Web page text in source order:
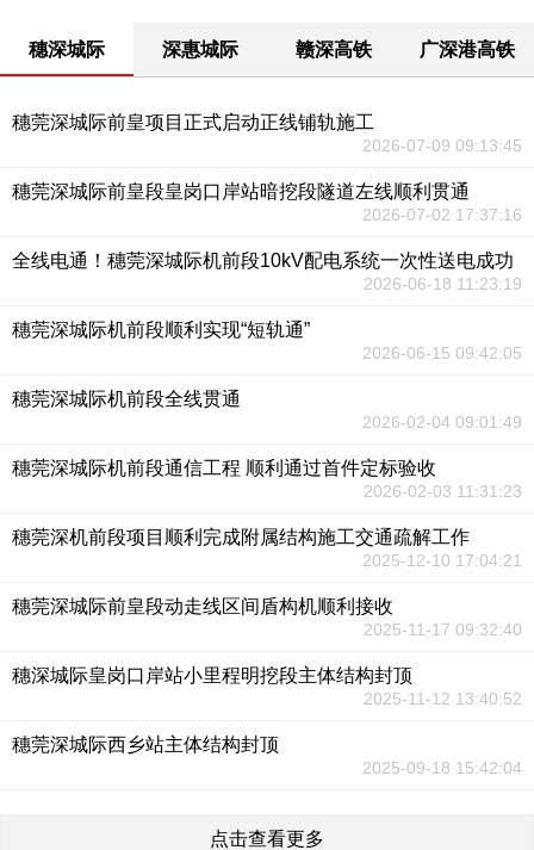
穗深城际 深惠城际 赣深高铁 广深港高铁
穗莞深城际前皇项目正式启动正线铺轨施工
2026-07-09 09:13:45
穗莞深城际前皇段皇岗口岸站暗挖段隧道左线顺利贯通
2026-07-02 17:37:16
全线电通！穗莞深城际机前段10kV配电系统一次性送电成功
2026-06-18 11:23:19
穗莞深城际机前段顺利实现“短轨通”
2026-06-15 09:42:05
穗莞深城际机前段全线贯通
2026-02-04 09:01:49
穗莞深城际机前段通信工程 顺利通过首件定标验收
2026-02-03 11:31:23
穗莞深机前段项目顺利完成附属结构施工交通疏解工作
2025-12-10 17:04:21
穗莞深城际前皇段动走线区间盾构机顺利接收
2025-11-17 09:32:40
穗深城际皇岗口岸站小里程明挖段主体结构封顶
2025-11-12 13:40:52
穗莞深城际西乡站主体结构封顶
2025-09-18 15:42:04
点击查看更多